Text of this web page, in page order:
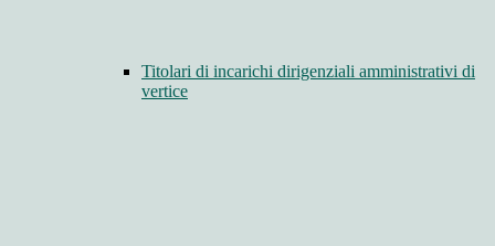
Titolari di incarichi dirigenziali amministrativi di
vertice